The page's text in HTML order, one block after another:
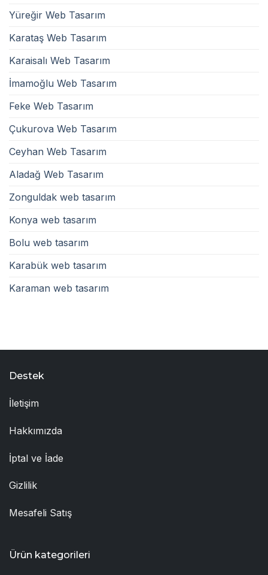
Yüreğir Web Tasarım
Karataş Web Tasarım
Karaisalı Web Tasarım
İmamoğlu Web Tasarım
Feke Web Tasarım
Çukurova Web Tasarım
Ceyhan Web Tasarım
Aladağ Web Tasarım
Zonguldak web tasarım
Konya web tasarım
Bolu web tasarım
Karabük web tasarım
Karaman web tasarım
Destek
İletişim
Hakkımızda
İptal ve İade
Gizlilik
Mesafeli Satış
Ürün kategorileri